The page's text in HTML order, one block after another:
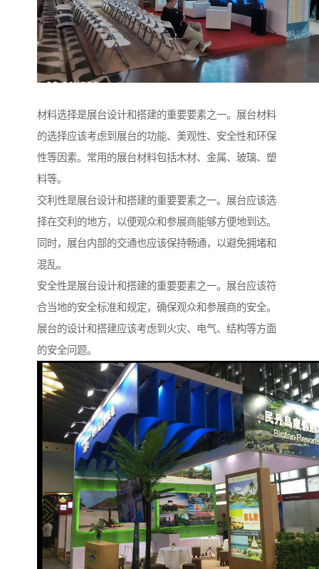
材料选择是展台设计和搭建的重要要素之一。展台材料
的选择应该考虑到展台的功能、美观性、安全性和环保
性等因素。常用的展台材料包括木材、金属、玻璃、塑
料等。
交利性是展台设计和搭建的重要要素之一。展台应该选
择在交利的地方，以便观众和参展商能够方便地到达。
同时，展台内部的交通也应该保持畅通，以避免拥堵和
混乱。
安全性是展台设计和搭建的重要要素之一。展台应该符
合当地的安全标准和规定，确保观众和参展商的安全。
展台的设计和搭建应该考虑到火灾、电气、结构等方面
的安全问题。